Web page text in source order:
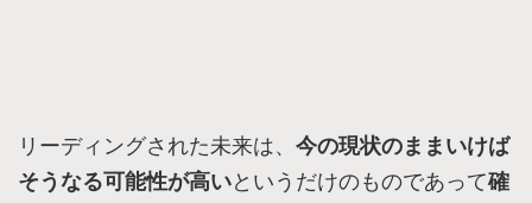
リーディングされた未来は、 今の現状のままいけば
そうなる可能性が高いというだけのものであって確